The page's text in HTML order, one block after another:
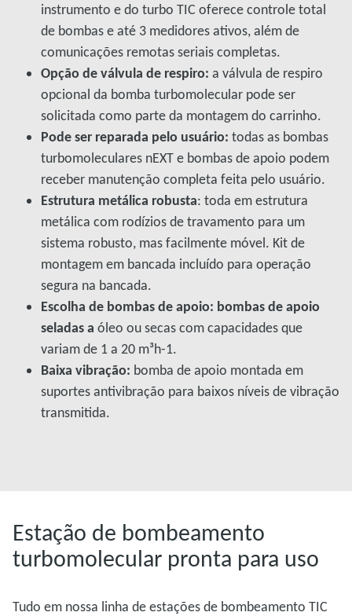
instrumento e do turbo TIC oferece controle total
de bombas e até 3 medidores ativos, além de
comunicações remotas seriais completas.
Opção de válvula de respiro: a válvula de respiro
opcional da bomba turbomolecular pode ser
solicitada como parte da montagem do carrinho.
Pode ser reparada pelo usuário: todas as bombas
turbomoleculares nEXT e bombas de apoio podem
receber manutenção completa feita pelo usuário.
Estrutura metálica robusta: toda em estrutura
metálica com rodízios de travamento para um
sistema robusto, mas facilmente móvel. Kit de
montagem em bancada incluído para operação
segura na bancada.
Escolha de bombas de apoio: bombas de apoio
seladas a óleo ou secas com capacidades que
variam de 1 a 20 m³h-1.
Baixa vibração: bomba de apoio montada em
suportes antivibração para baixos níveis de vibração
transmitida.
Estação de bombeamento
turbomolecular pronta para uso
Tudo em nossa linha de estações de bombeamento TIC